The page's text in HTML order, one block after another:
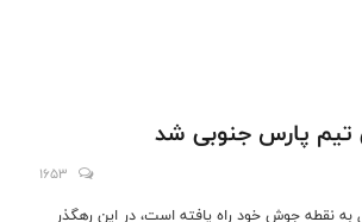
تیم پارس جنوبی شد
1653
نقطه جوش خود راه یافته است، در این رهگذر